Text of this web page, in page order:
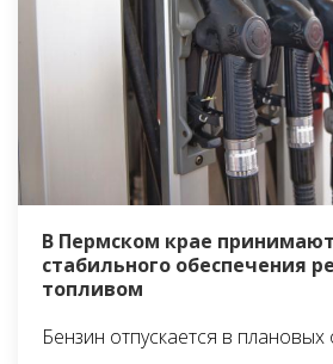
В Пермском крае
стабильного обеспечения
топливом
Бензин отпускается в